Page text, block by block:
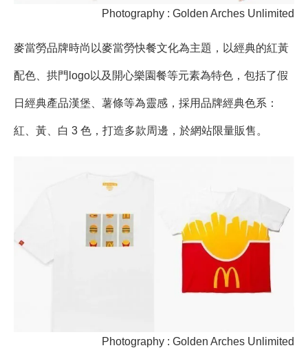
Photography : Golden Arches Unlimited
麥當勞品牌時尚以麥當勞快餐文化為主題，以經典的紅黃
配色、拱門logo以及開心樂園餐等元素為特色，包括了假
日經典產品漢堡、薯條等為靈感，採用品牌經典色系：
紅、黃、白 3 色，打造多款周邊，於網站限量販售。
Photography : Golden Arches Unlimited